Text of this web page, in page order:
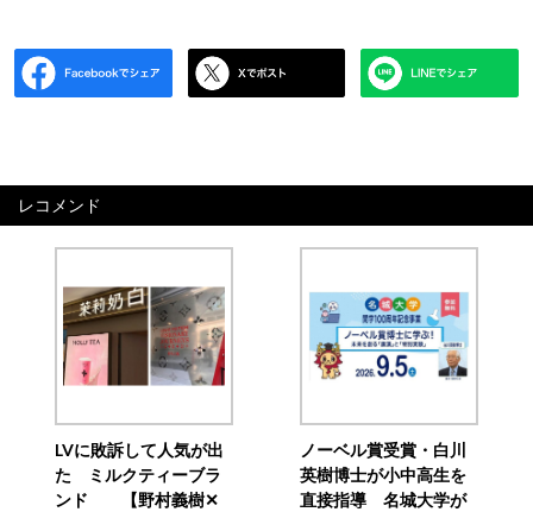
レコメンド
LVに敗訴して人気が出
た ミルクティーブラ
ンド 【野村義樹✕
ノーベル賞受賞・白川
英樹博士が小中高生を
直接指導 名城大学が